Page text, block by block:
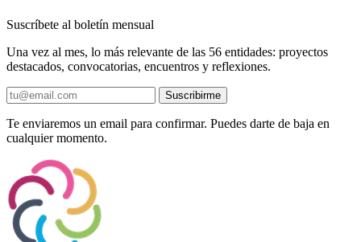
Suscríbete al boletín mensual
Una vez al mes, lo más relevante de las 56 entidades: proyectos
destacados, convocatorias, encuentros y reflexiones.
Suscribirme
Te enviaremos un email para confirmar. Puedes darte de baja en
cualquier momento.